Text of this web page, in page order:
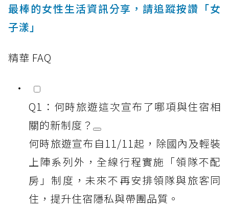
最棒的女性生活資訊分享，請追蹤按讚「女
子漾」
精華 FAQ
Q1：何時旅遊這次宣布了哪項與住宿相
關的新制度？
何時旅遊宣布自11/11起，除國內及輕裝
上陣系列外，全線行程實施「領隊不配
房」制度，未來不再安排領隊與旅客同
住，提升住宿隱私與帶團品質。